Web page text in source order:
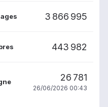
3 866 995
443 982
26 781
26/06/2026 00:43